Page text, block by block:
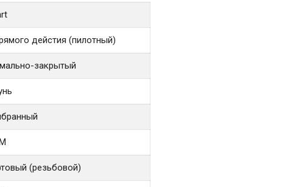
дейстия (пилотный)
закрытый
(резьбовой)